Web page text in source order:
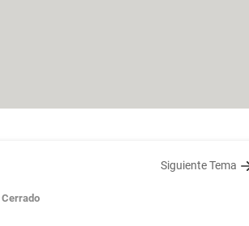
Siguiente Tema
Cerrado